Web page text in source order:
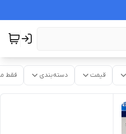
قیمت دسته‌بندی فقط